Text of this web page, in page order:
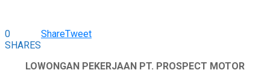
0
SHARES
ShareTweet
LOWONGAN PEKERJAAN PT. PROSPECT MOTOR